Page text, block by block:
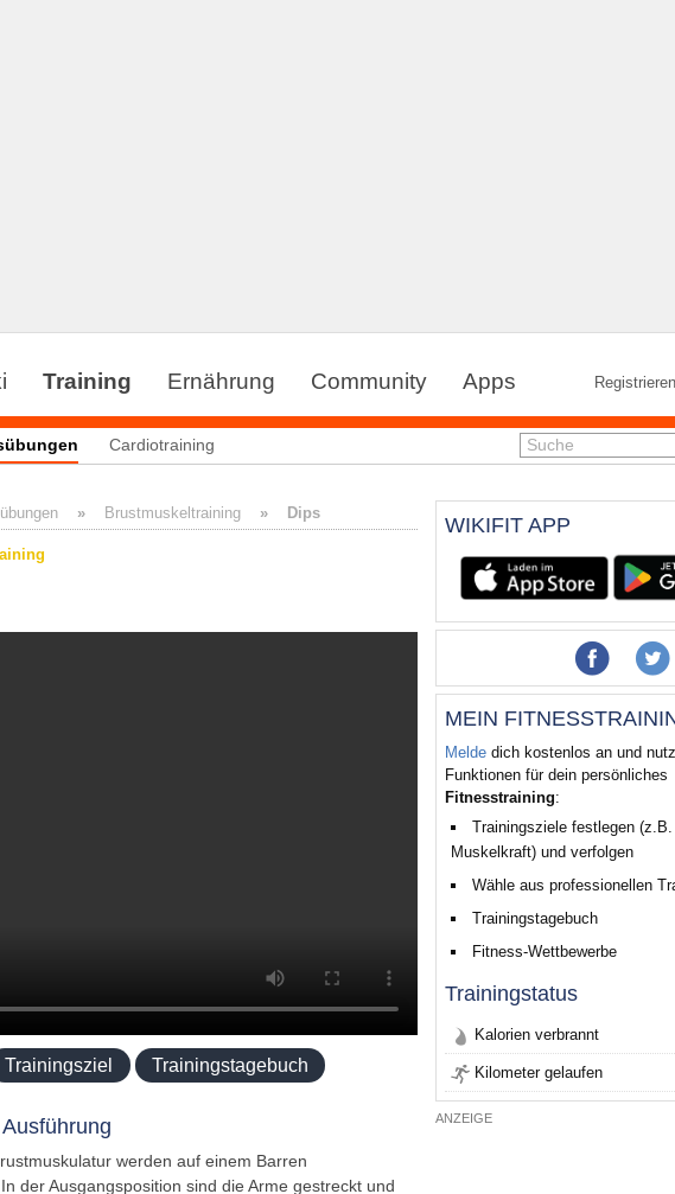
Training Ernährung Community Apps
Cardiotraining Suche
» Brustmuskeltraining » Dips
Trainingsziel Trainingstagebuch
werden auf einem Barren
der Ausgangsposition sind die Arme gestreckt und
WIKIFIT APP
MEIN
Melde dich kostenlos an und
Funktionen für dein persönliches
Fitnesstraining:
Trainingsziele festlegen
Muskelkraft) und verfolgen
Wähle aus professionellen
Trainingstagebuch
Fitness-Wettbewerbe
Trainingstatus
Kalorien verbrannt
Kilometer gelaufen
ANZEIGE